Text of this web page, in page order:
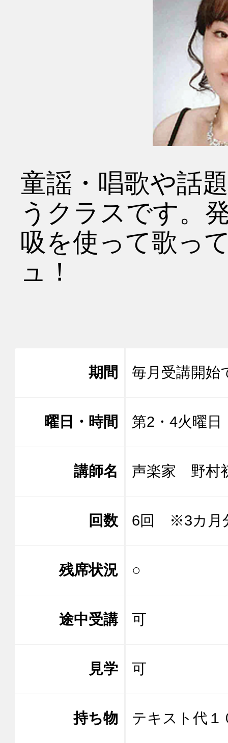
童謡・唱歌や話
うクラスです。
吸を使って歌っ
ュ！
期間 毎月受講開始
曜日・時間 第2・4火曜
講師名 声楽家
回数 6回 ※3カ月
残席状況 ○
途中受講 可
見学 可
持ち物 テキスト代１